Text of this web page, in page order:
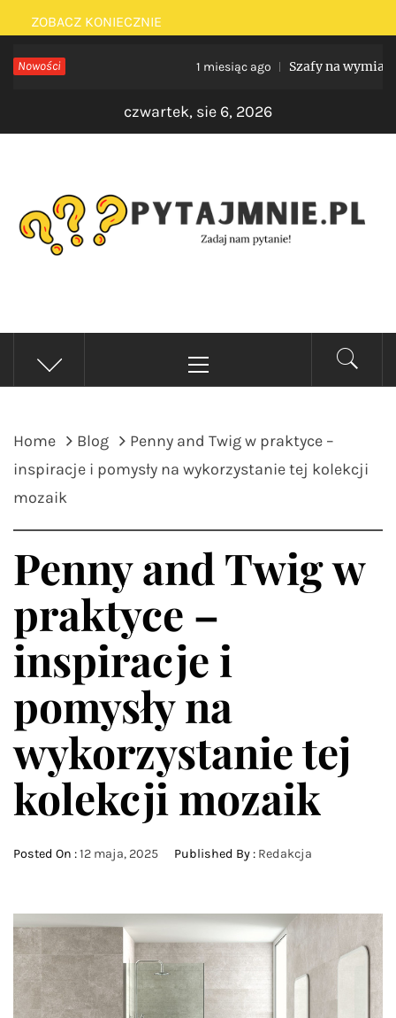
Skip
to
content
ZOBACZ KONIECZNIE
Nowości 1 miesiąc ago Szafy na wymiar do
czwartek, sie 6, 2026
PYTAJMNIE.PL
Zadaj nam pytanie!
Menu
Home Blog
Penny and Twig w praktyce –
inspiracje i pomysły na wykorzystanie tej kolekcji
mozaik
Penny and Twig w
praktyce –
inspiracje i
pomysły na
wykorzystanie tej
kolekcji mozaik
Posted On :12 maja, 2025 Published By : Redakcja